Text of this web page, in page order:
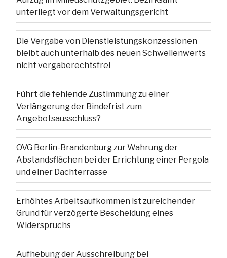
unterliegt vor dem Verwaltungsgericht
Die Vergabe von Dienstleistungskonzessionen
bleibt auch unterhalb des neuen Schwellenwerts
nicht vergaberechtsfrei
Führt die fehlende Zustimmung zu einer
Verlängerung der Bindefrist zum
Angebotsausschluss?
OVG Berlin-Brandenburg zur Wahrung der
Abstandsflächen bei der Errichtung einer Pergola
und einer Dachterrasse
Erhöhtes Arbeitsaufkommen ist zureichender
Grund für verzögerte Bescheidung eines
Widerspruchs
Aufhebung der Ausschreibung bei